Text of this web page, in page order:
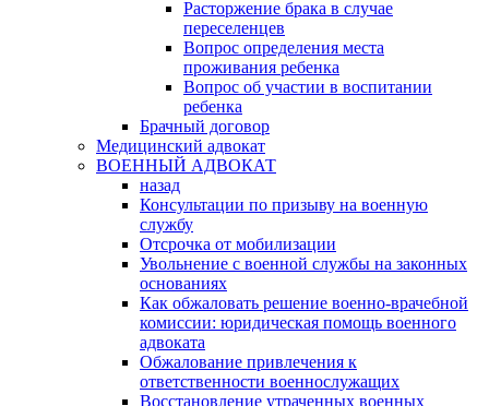
Расторжение брака в случае
переселенцев
Вопрос определения места
проживания ребенка
Вопрос об участии в воспитании
ребенка
Брачный договор
Медицинский адвокат
ВОЕННЫЙ АДВОКАТ
назад
Консультации по призыву на военную
службу
Отсрочка от мобилизации
Увольнение с военной службы на законных
основаниях
Как обжаловать решение военно-врачебной
комиссии: юридическая помощь военного
адвоката
Обжалование привлечения к
ответственности военнослужащих
Восстановление утраченных военных